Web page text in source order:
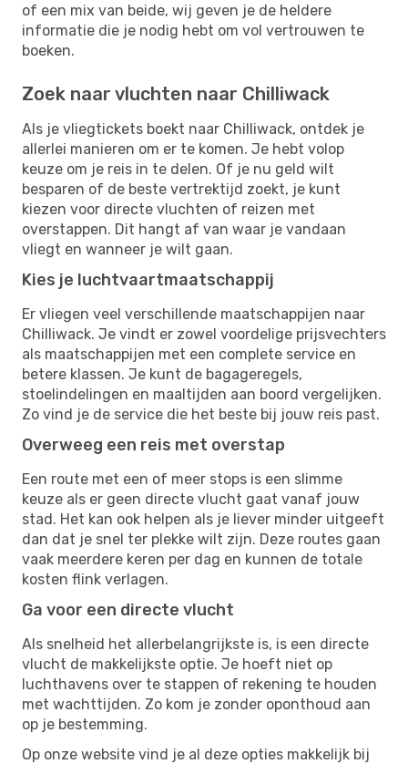
of een mix van beide, wij geven je de heldere
informatie die je nodig hebt om vol vertrouwen te
boeken.
Zoek naar vluchten naar Chilliwack
Als je vliegtickets boekt naar Chilliwack, ontdek je
allerlei manieren om er te komen. Je hebt volop
keuze om je reis in te delen. Of je nu geld wilt
besparen of de beste vertrektijd zoekt, je kunt
kiezen voor directe vluchten of reizen met
overstappen. Dit hangt af van waar je vandaan
vliegt en wanneer je wilt gaan.
Kies je luchtvaartmaatschappij
Er vliegen veel verschillende maatschappijen naar
Chilliwack. Je vindt er zowel voordelige prijsvechters
als maatschappijen met een complete service en
betere klassen. Je kunt de bagageregels,
stoelindelingen en maaltijden aan boord vergelijken.
Zo vind je de service die het beste bij jouw reis past.
Overweeg een reis met overstap
Een route met een of meer stops is een slimme
keuze als er geen directe vlucht gaat vanaf jouw
stad. Het kan ook helpen als je liever minder uitgeeft
dan dat je snel ter plekke wilt zijn. Deze routes gaan
vaak meerdere keren per dag en kunnen de totale
kosten flink verlagen.
Ga voor een directe vlucht
Als snelheid het allerbelangrijkste is, is een directe
vlucht de makkelijkste optie. Je hoeft niet op
luchthavens over te stappen of rekening te houden
met wachttijden. Zo kom je zonder oponthoud aan
op je bestemming.
Op onze website vind je al deze opties makkelijk bij